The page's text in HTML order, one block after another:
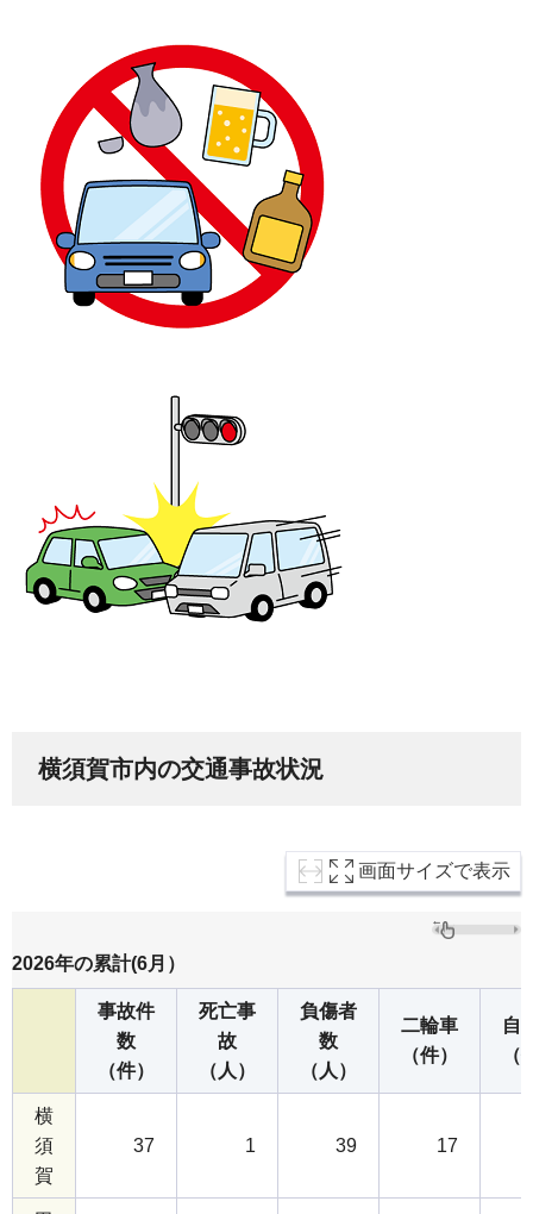
横須賀市内の交通事故状況
画面サイズで表示
2026年の累計(6月）
事故件
数
（件）
死亡事
故
（人）
負傷者
数
（人）
二輪車
（件）
自
（
横
須
賀
37 1 39 17